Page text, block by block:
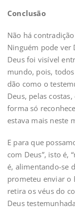
Conclusão
Não há
Ninguém pode ver
Deus foi visível
mundo, pois,
dão como o
Deus, pelas
forma só
estava mais neste
E para que
com Deus”, isto é,
é, alimentando-se
prometeu enviar o
retira os véus do
Deus